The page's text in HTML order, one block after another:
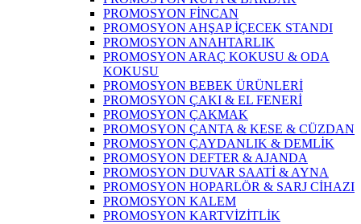
PROMOSYON FİNCAN
PROMOSYON AHŞAP İÇECEK STANDI
PROMOSYON ANAHTARLIK
PROMOSYON ARAÇ KOKUSU & ODA
KOKUSU
PROMOSYON BEBEK ÜRÜNLERİ
PROMOSYON ÇAKI & EL FENERİ
PROMOSYON ÇAKMAK
PROMOSYON ÇANTA & KESE & CÜZDAN
PROMOSYON ÇAYDANLIK & DEMLİK
PROMOSYON DEFTER & AJANDA
PROMOSYON DUVAR SAATİ & AYNA
PROMOSYON HOPARLÖR & SARJ CİHAZI
PROMOSYON KALEM
PROMOSYON KARTVİZİTLİK